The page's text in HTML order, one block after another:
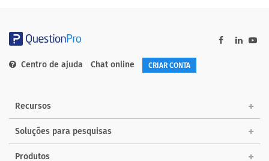
Centro de ajuda Chat online CRIAR CONTA
Recursos
Soluções para pesquisas
Produtos